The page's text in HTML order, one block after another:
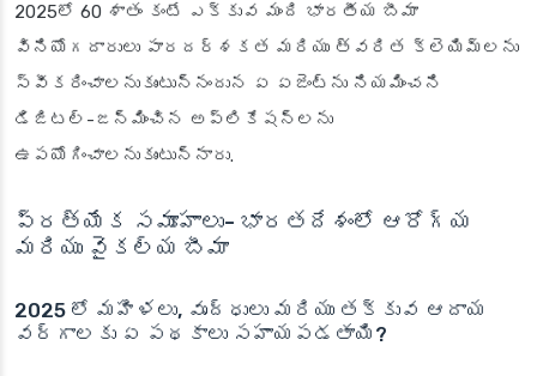
2025లో 60 శాతం కంటే ఎక్కువ మంది భారతీయ బీమా
వినియోగదారులు పారదర్శకత మరియు త్వరిత క్లెయిమ్‌లను
స్వీకరించాలనుకుంటున్నందున ఏ ఏజెంట్‌ను నియమించని
డిజిటల్-జన్మించిన అప్లికేషన్‌లను
ఉపయోగించాలనుకుంటున్నారు.
ప్రత్యేక సమూహాలు- భారతదేశంలో ఆరోగ్య
మరియు వైకల్య బీమా
2025 లో మహిళలు, వృద్ధులు మరియు తక్కువ ఆదాయ
వర్గాలకు ఏ పథకాలు సహాయపడతాయి?